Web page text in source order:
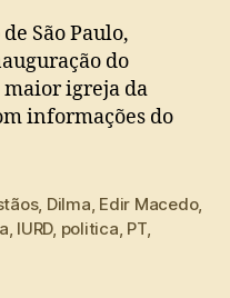
São Paulo,
do
maior igreja da
informações do
, Dilma Edir Macedo,
IURD, politica PT,